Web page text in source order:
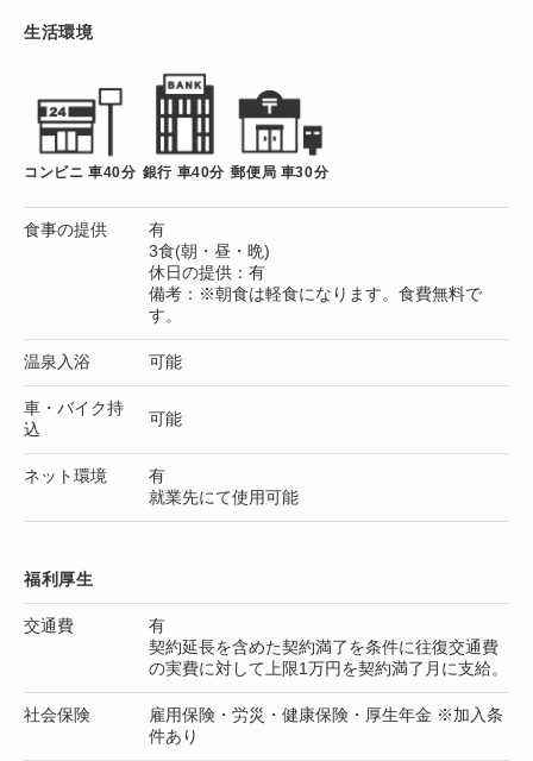
生活環境
コンビニ 車40分 銀行 車40分 郵便局 車30分
食事の提供
有
3食(朝・昼・晩)
休日の提供：有
備考：※朝食は軽食になります。食費無料で
す。
温泉入浴 可能
車・バイク持
込
可能
ネット環境
有
就業先にて使用可能
福利厚生
交通費
有
契約延長を含めた契約満了を条件に往復交通費
の実費に対して上限1万円を契約満了月に支給。
社会保険
雇用保険・労災・健康保険・厚生年金 ※加入条
件あり